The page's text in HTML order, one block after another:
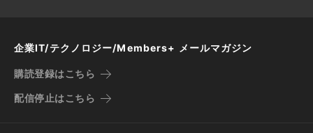
企業IT/テクノロジー/Members+ メールマガジン
購読登録はこちら
配信停止はこちら